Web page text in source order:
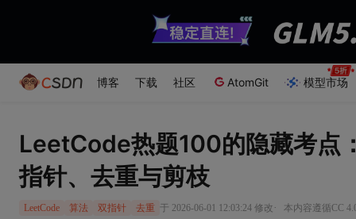
博客 下载 社区 AtomGit 模型市场
LeetCode热题100的隐藏考点
指针、去重与剪枝
LeetCode 算法 双指针 去重 于 2026-06-01 12:03:24 修改 · 本内容遵循CC